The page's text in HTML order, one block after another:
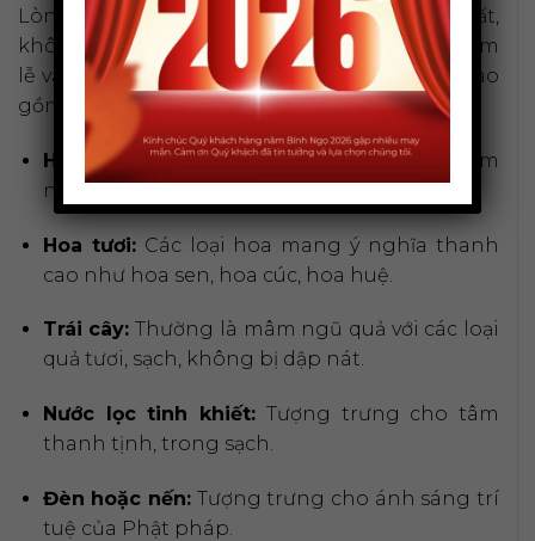
Lòng thành của gia chủ là quan trọng nhất,
không cần chuẩn bị mâm cao cỗ đầy. Một mâm
lễ vật cơ bản nhưng trang nghiêm thường bao
gồm:
Hương:Nên chọn loại hương có mùi thơm
nhẹ nhàng, tự nhiên.
Hoa tươi:Các loại hoa mang ý nghĩa thanh
cao như hoa sen, hoa cúc, hoa huệ.
Trái cây: Thường là mâm ngũ quả với các loại
quả tươi, sạch, không bị dập nát.
Nước lọc tinh khiết: Tượng trưng cho tâm
thanh tịnh, trong sạch.
Đèn hoặc nến: Tượng trưng cho ánh sáng trí
tuệ của Phật pháp.